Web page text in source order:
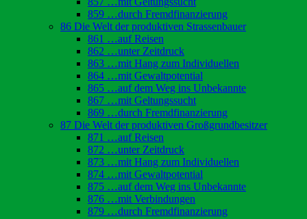
859 …durch Fremdfinanzierung
86 Die Welt der produktiven Strassenbauer
861 …auf Reisen
862 …unter Zeitdruck
863 …mit Hang zum Individuellen
864 …mit Gewaltpotential
865 …auf dem Weg ins Unbekannte
867 …mit Geltungssucht
869 …durch Fremdfinanzierung
87 Die Welt der produktiven Großgrundbesitzer
871 …auf Reisen
872 …unter Zeitdruck
873 …mit Hang zum Individuellen
874 …mit Gewaltpotential
875 …auf dem Weg ins Unbekannte
876 …mit Verbindungen
879 …durch Fremdfinanzierung